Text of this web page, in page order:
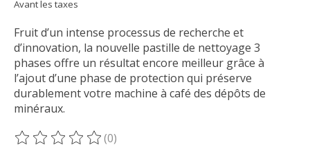
Avant les taxes
Fruit d’un intense processus de recherche et
d’innovation, la nouvelle pastille de nettoyage 3
phases offre un résultat encore meilleur grâce à
l’ajout d’une phase de protection qui préserve
durablement votre machine à café des dépôts de
minéraux.
Ce produit est évalué à
(0)